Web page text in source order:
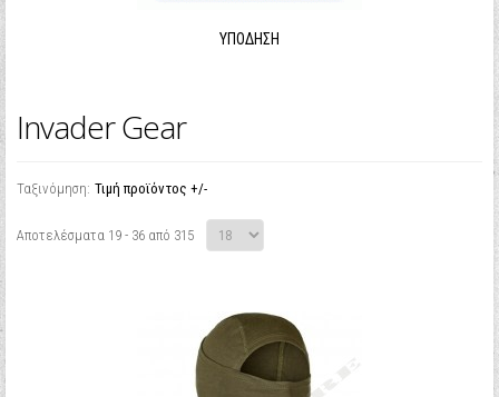
ΥΠΌΔΗΣΗ
Invader Gear
Ταξινόμηση: Τιμή προϊόντος +/-
Αποτελέσματα 19 - 36 από 315